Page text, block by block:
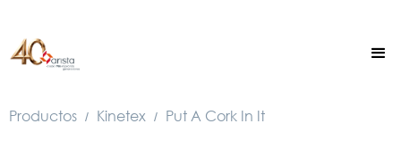
Productos / Kinetex / Put A Cork In It